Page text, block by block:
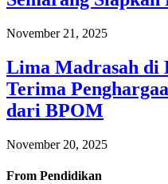
November 21, 2025
Lima Madrasah di
Terima
dari BPOM
November 20, 2025
From Pendidikan